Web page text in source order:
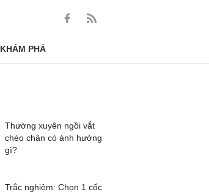
KHÁM PHÁ
Thường xuyên ngồi vắt
chéo chân có ảnh hưởng
gì?
Trắc nghiệm: Chọn 1 cốc